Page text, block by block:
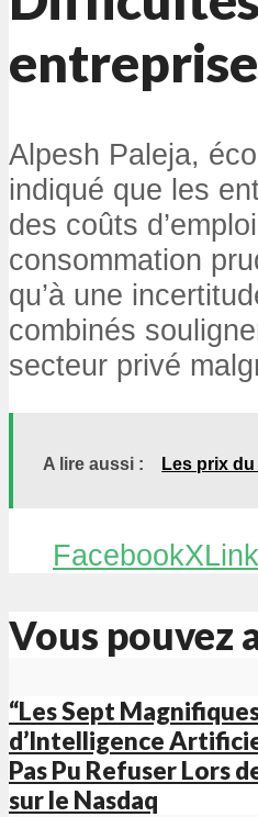
Alpesh Paleja,
indiqué que les
des coûts
consommation
qu’à une
combinés
secteur privé
A lire aussi : Les prix
FacebookX
Vous pouvez
“Les Sept
d’Intelligence
Pas Pu Refuser Lors
sur le Nasdaq